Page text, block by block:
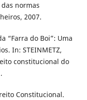
normas
2007.
“Farra do Boi”: Uma
In: STEINMETZ,
constitucional do
Constitucional.